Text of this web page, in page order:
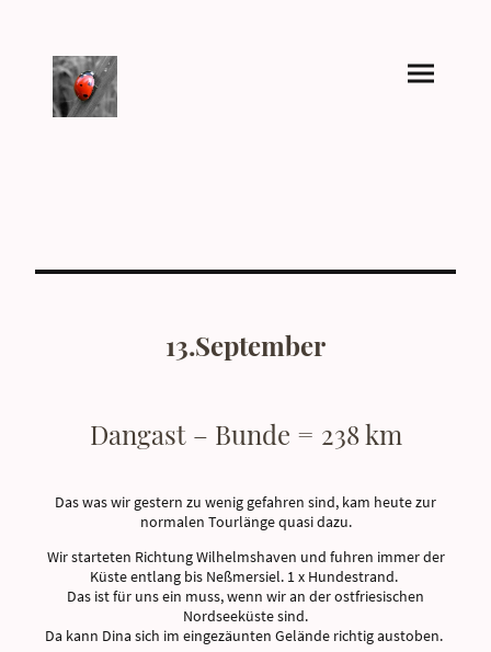
13.September
Dangast – Bunde = 238 km
Das was wir gestern zu wenig gefahren sind, kam heute zur
normalen Tourlänge quasi dazu.
Wir starteten Richtung Wilhelmshaven und fuhren immer der
Küste entlang bis Neßmersiel. 1 x Hundestrand.
Das ist für uns ein muss, wenn wir an der ostfriesischen
Nordseeküste sind.
Da kann Dina sich im eingezäunten Gelände richtig austoben.